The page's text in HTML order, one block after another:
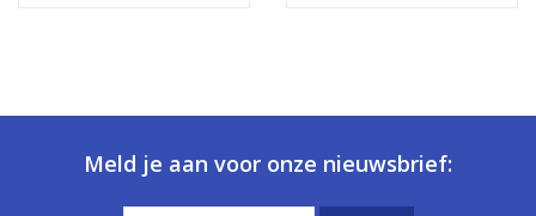
Meld je aan voor onze nieuwsbrief: